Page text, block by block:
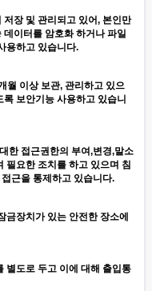
장 및 관리되고 있어, 본인만
이터를 암호화 하거나 파일
용하고 있습니다.
월 이상 보관, 관리하고 있으
보안기능 사용하고 있습니
한 접근권한의 부여,변경,말소
필요한 조치를 하고 있으며 침
근을 통제하고 있습니다.
금장치가 있는 안전한 장소에
별도로 두고 이에 대해 출입통